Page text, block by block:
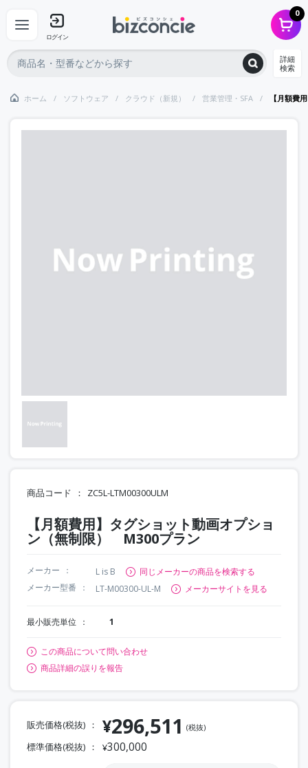
ログイン
0
詳細
検索
ホーム ソフトウェア クラウド（新規） 営業管理・SFA 【月額費
商品コード ZC5L-LTM00300ULM
【月額費用】タグショット動画オプショ
ン（無制限） M300プラン
メーカー L is B
同じメーカーの商品を検索する
メーカー型番
LT-M00300-UL-M メーカーサイトを見る
最小販売単位 1
この商品について問い合わせ
商品詳細の誤りを報告
販売価格(税抜) ¥296,511 (税抜)
標準価格(税抜) ¥300,000